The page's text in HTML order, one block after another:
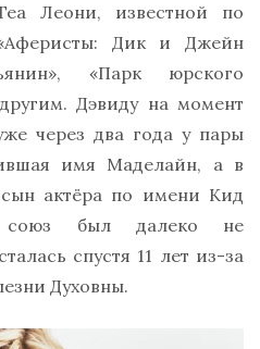
Леони, известной по
Дик и Джейн
«Парк юрского
Дэвиду на момент
через два года у пары
имя Маделайн, а в
актёра по имени Кид
союз был далеко не
спустя 11 лет из-за
Духовны.